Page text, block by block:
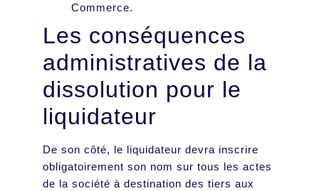
Commerce.
Les conséquences
administratives de la
dissolution pour le
liquidateur
De son côté, le liquidateur devra inscrire
obligatoirement son nom sur tous les actes
de la société à destination des tiers aux